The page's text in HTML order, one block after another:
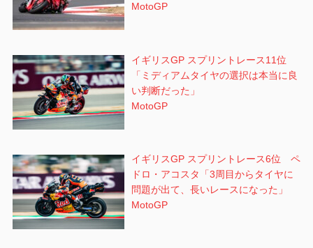
MotoGP
イギリスGP スプリントレース11位
「ミディアムタイヤの選択は本当に良
い判断だった」
MotoGP
イギリスGP スプリントレース6位 ペ
ドロ・アコスタ「3周目からタイヤに
問題が出て、長いレースになった」
MotoGP